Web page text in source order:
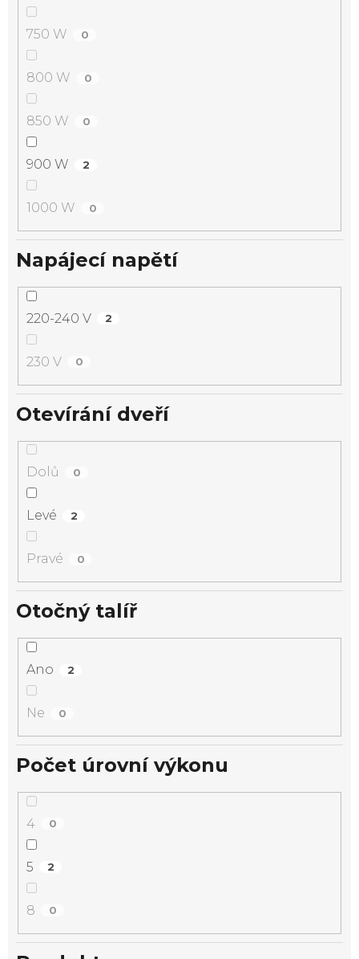
750 W 0
800 W 0
850 W 0
900 W 2
1000 W 0
Napájecí napětí
220-240 V 2
230 V 0
Otevírání dveří
Dolů 0
Levé 2
Pravé 0
Otočný talíř
Ano 2
Ne 0
Počet úrovní výkonu
4 0
5 2
8 0